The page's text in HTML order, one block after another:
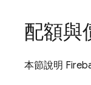
配額與
本節說明